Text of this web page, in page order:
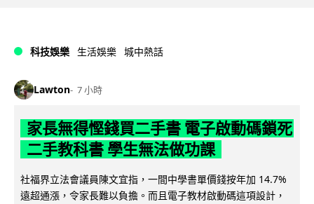
科技娛樂 生活娛樂 城中熱話
Lawton 7 小時
家長無得慳錢買二手書 電子啟動碼鎖死
二手教科書 學生無法做功課
社福界立法會議員陳文宜指，一間中學書單價錢按年加 14.7%
遠超通漲，令家長難以負擔。而且電子教材啟動碼這項設計，